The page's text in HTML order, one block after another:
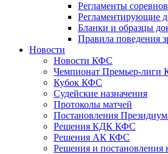
Регламенты
Регламентирующие
Бланки и образцы
Правила поведения
Новости
Новости КФС
Чемпионат Премьер-лиги
Кубок КФС
Судейские назначения
Протоколы матчей
Постановления
Решения КДК КФС
Решения АК КФС
Решения и постановления